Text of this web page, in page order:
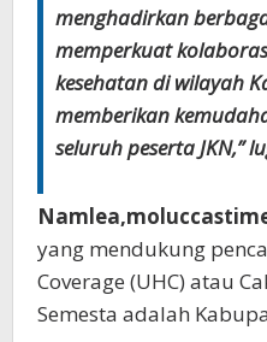
menghadirkan
memperkuat
kesehatan di wilayah
memberikan
seluruh peserta JKN,”
yang mendukung
Coverage (UHC) atau
Semesta adalah